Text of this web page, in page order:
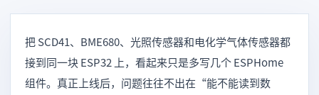
把 SCD41、BME680、光照传感器和电化学气体传感器都
接到同一块 ESP32 上，看起来只是多写几个 ESPHome
组件。真正上线后，问题往往不出在“能不能读到数